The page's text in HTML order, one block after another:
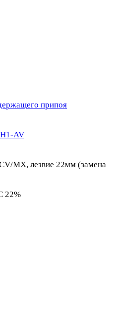
припоя
AV
MX, лезвие 22мм (замена
22%